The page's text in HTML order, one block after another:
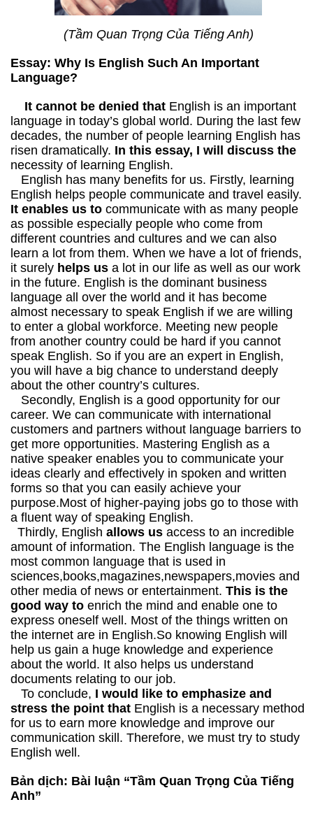
(Tầm Quan Trọng Của Tiếng Anh)
Essay: Why Is English Such An Important
Language?
It cannot be denied that English is an important
language in today’s global world. During the last few
decades, the number of people learning English has
risen dramatically. In this essay, I will discuss the
necessity of learning English.
English has many benefits for us. Firstly, learning
English helps people communicate and travel easily.
It enables us to communicate with as many people
as possible especially people who come from
different countries and cultures and we can also
learn a lot from them. When we have a lot of friends,
it surely helps us a lot in our life as well as our work
in the future. English is the dominant business
language all over the world and it has become
almost necessary to speak English if we are willing
to enter a global workforce. Meeting new people
from another country could be hard if you cannot
speak English. So if you are an expert in English,
you will have a big chance to understand deeply
about the other country’s cultures.
Secondly, English is a good opportunity for our
career. We can communicate with international
customers and partners without language barriers to
get more opportunities. Mastering English as a
native speaker enables you to communicate your
ideas clearly and effectively in spoken and written
forms so that you can easily achieve your
purpose.Most of higher-paying jobs go to those with
a fluent way of speaking English.
Thirdly, English allows us access to an incredible
amount of information. The English language is the
most common language that is used in
sciences,books,magazines,newspapers,movies and
other media of news or entertainment. This is the
good way to enrich the mind and enable one to
express oneself well. Most of the things written on
the internet are in English.So knowing English will
help us gain a huge knowledge and experience
about the world. It also helps us understand
documents relating to our job.
To conclude, I would like to emphasize and
stress the point that English is a necessary method
for us to earn more knowledge and improve our
communication skill. Therefore, we must try to study
English well.
Bản dịch: Bài luận “Tầm Quan Trọng Của Tiếng
Anh”